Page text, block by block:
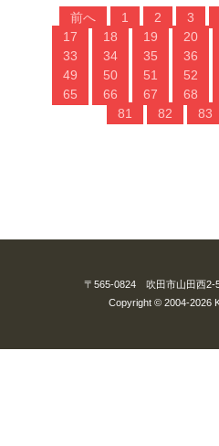
前へ 1 2
3
17
18 19
20
33
34 35
36
49
50 51
52
65
66 67
68
81
82 83
〒565-0824 吹田市山田西
Copyright © 2004-2026